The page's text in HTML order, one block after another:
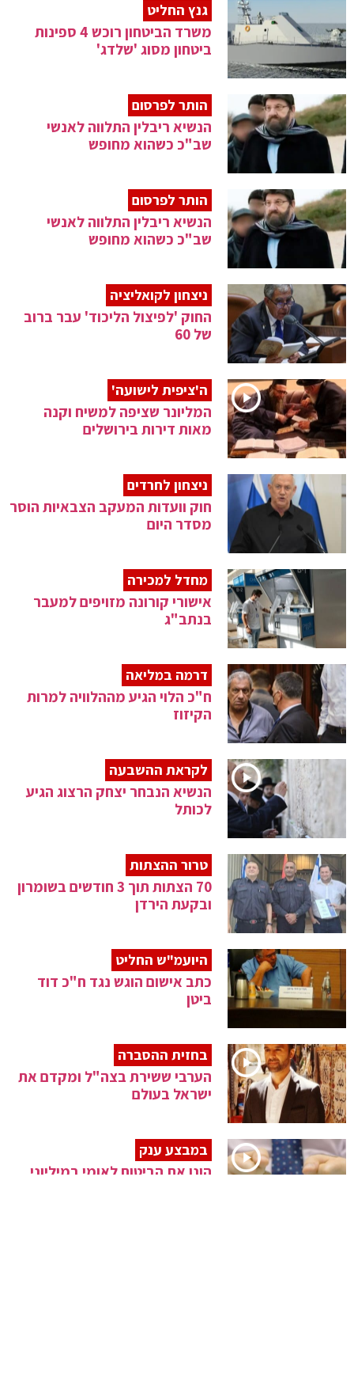
גנץ החליט
משרד הביטחון רוכש 4 ספינות
ביטחון מסוג 'שלדג'
הותר לפרסום
הנשיא ריבלין התלווה לאנשי
שב"כ כשהוא מחופש
הותר לפרסום
הנשיא ריבלין התלווה לאנשי
שב"כ כשהוא מחופש
ניצחון לקואליציה
החוק 'לפיצול הליכוד' עבר ברוב
של 60
ה'ציפית לישועה'
המליונר שציפה למשיח וקנה
מאות דירות בירושלים
ניצחון לחרדים
חוק וועדות המעקב הצבאיות הוסר
מסדר היום
מחדל למכירה
אישורי קורונה מזויפים למעבר
בנתב"ג
דרמה במליאה
ח"כ הלוי הגיע מההלוויה למרות
הקיזוז
לקראת ההשבעה
הנשיא הנבחר יצחק הרצוג הגיע
לכותל
טרור ההצתות
70 הצתות תוך 3 חודשים בשומרון
ובקעת הירדן
היועמ"ש החליט
כתב אישום הוגש נגד ח"כ דוד
ביטן
בחזית ההסברה
הערבי ששירת בצה"ל ומקדם את
ישראל בעולם
במבצע ענק
הונו את הביטוח לאומי במיליוני